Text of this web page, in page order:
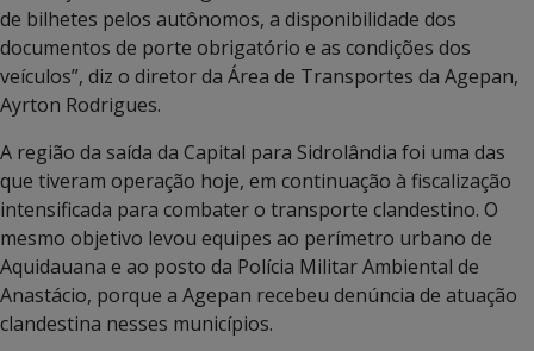
de bilhetes pelos autônomos, a disponibilidade dos
documentos de porte obrigatório e as condições dos
veículos”, diz o diretor da Área de Transportes da Agepan,
Ayrton Rodrigues.
A região da saída da Capital para Sidrolândia foi uma das
que tiveram operação hoje, em continuação à fiscalização
intensificada para combater o transporte clandestino. O
mesmo objetivo levou equipes ao perímetro urbano de
Aquidauana e ao posto da Polícia Militar Ambiental de
Anastácio, porque a Agepan recebeu denúncia de atuação
clandestina nesses municípios.